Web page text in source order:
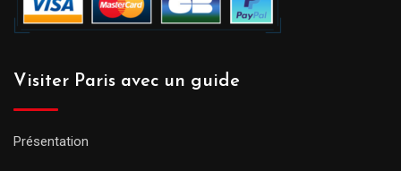
Visiter Paris avec un guide
Présentation